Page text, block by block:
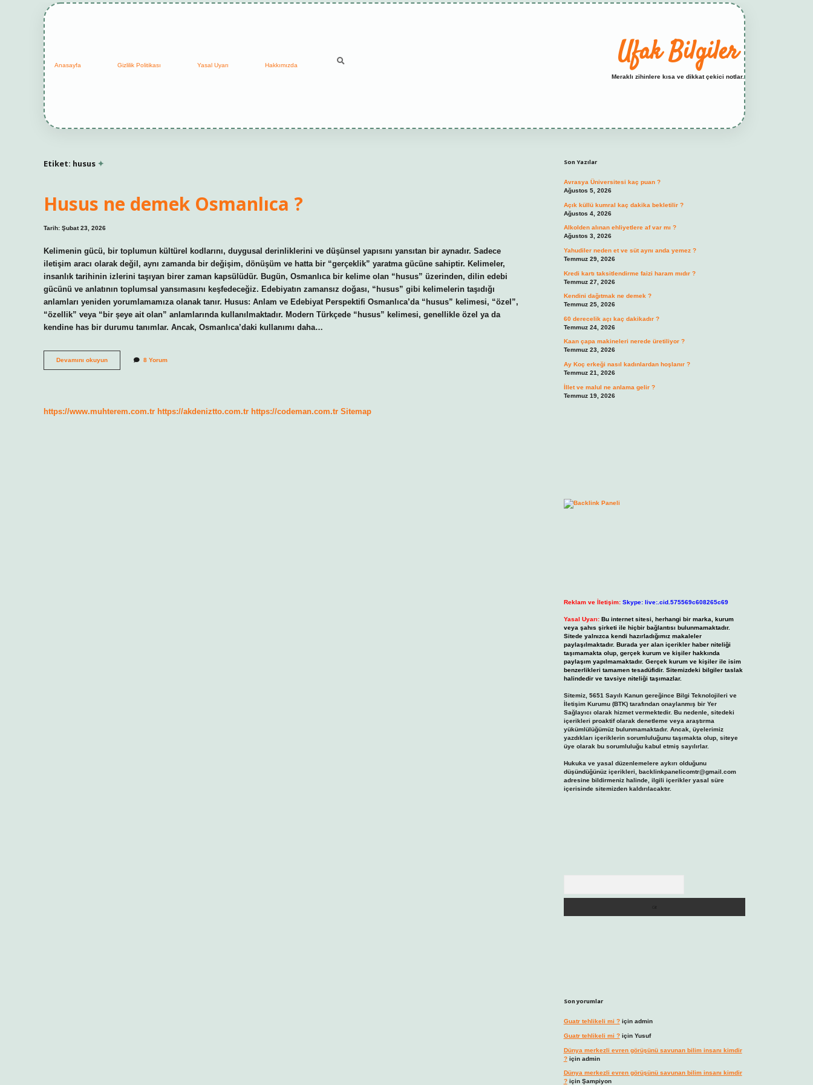
Anasayfa Gizlilik Politikası Yasal Uyarı Hakkımızda Ufak Bilgiler
Meraklı zihinlere kısa ve dikkat çekici notlar.
Etiket: husus
Husus ne demek Osmanlıca ?
Tarih: Şubat 23, 2026
Kelimenin gücü, bir toplumun kültürel kodlarını, duygusal derinliklerini ve düşünsel yapısını yansıtan bir aynadır. Sadece
iletişim aracı olarak değil, aynı zamanda bir değişim, dönüşüm ve hatta bir “gerçeklik” yaratma gücüne sahiptir. Kelimeler,
insanlık tarihinin izlerini taşıyan birer zaman kapsülüdür. Bugün, Osmanlıca bir kelime olan “husus” üzerinden, dilin edebi
gücünü ve anlatının toplumsal yansımasını keşfedeceğiz. Edebiyatın zamansız doğası, “husus” gibi kelimelerin taşıdığı
anlamları yeniden yorumlamamıza olanak tanır. Husus: Anlam ve Edebiyat Perspektifi Osmanlıca’da “husus” kelimesi, “özel”,
“özellik” veya “bir şeye ait olan” anlamlarında kullanılmaktadır. Modern Türkçede “husus” kelimesi, genellikle özel ya da
kendine has bir durumu tanımlar. Ancak, Osmanlıca’daki kullanımı daha…
Devamını okuyunHusus
ne
8 Yorum
https://www.muhterem.com.tr https://akdeniztto.com.tr https://codeman.com.tr Sitemap
Son Yazılar
Avrasya Üniversitesi kaç puan ?
Ağustos 5, 2026
Açık küllü kumral kaç dakika bekletilir ?
Ağustos 4, 2026
Alkolden alınan ehliyetlere af var mı ?
Ağustos 3, 2026
Yahudiler neden et ve süt aynı anda yemez ?
Temmuz 29, 2026
Kredi kartı taksitlendirme faizi haram mıdır ?
Temmuz 27, 2026
Kendini dağıtmak ne demek ?
Temmuz 25, 2026
60 derecelik açı kaç dakikadır ?
Temmuz 24, 2026
Kaan çapa makineleri nerede üretiliyor ?
Temmuz 23, 2026
Ay Koç erkeği nasıl kadınlardan hoşlanır ?
Temmuz 21, 2026
İllet ve malul ne anlama gelir ?
Temmuz 19, 2026
Reklam ve İletişim: Skype: live:.cid.575569c608265c69
Yasal Uyarı: Bu internet sitesi, herhangi bir marka, kurum
veya şahıs şirketi ile hiçbir bağlantısı bulunmamaktadır.
Sitede yalnızca kendi hazırladığımız makaleler
paylaşılmaktadır. Burada yer alan içerikler haber niteliği
taşımamakta olup, gerçek kurum ve kişiler hakkında
paylaşım yapılmamaktadır. Gerçek kurum ve kişiler ile isim
benzerlikleri tamamen tesadüfidir. Sitemizdeki bilgiler taslak
halindedir ve tavsiye niteliği taşımazlar.
Sitemiz, 5651 Sayılı Kanun gereğince Bilgi Teknolojileri ve
İletişim Kurumu (BTK) tarafından onaylanmış bir Yer
Sağlayıcı olarak hizmet vermektedir. Bu nedenle, sitedeki
içerikleri proaktif olarak denetleme veya araştırma
yükümlülüğümüz bulunmamaktadır. Ancak, üyelerimiz
yazdıkları içeriklerin sorumluluğunu taşımakta olup, siteye
üye olarak bu sorumluluğu kabul etmiş sayılırlar.
Hukuka ve yasal düzenlemelere aykırı olduğunu
düşündüğünüz içerikleri, backlinkpanelicomtr@gmail.com
adresine bildirmeniz halinde, ilgili içerikler yasal süre
içerisinde sitemizden kaldırılacaktır.
Son yorumlar
Guatr tehlikeli mi ?için admin
Guatr tehlikeli mi ?için Yusuf
Dünya merkezli evren görüşünü savunan bilim insanı kimdir
?için admin
Dünya merkezli evren görüşünü savunan bilim insanı kimdir
?için Şampiyon